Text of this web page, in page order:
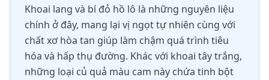
Khoai lang và bí đỏ hồ lô là những nguyên liệu
chính ở đây, mang lại vị ngọt tự nhiên cùng với
chất xơ hòa tan giúp làm chậm quá trình tiêu
hóa và hấp thụ đường. Khác với khoai tây trắng,
những loại củ quả màu cam này chứa tinh bột